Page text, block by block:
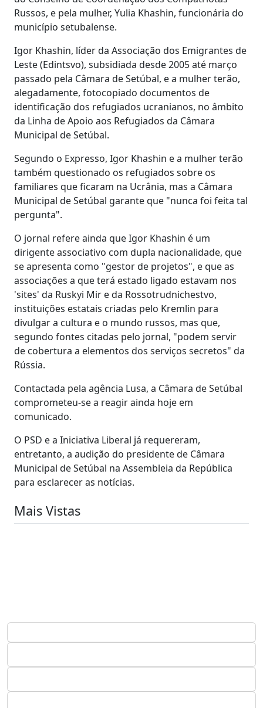
Russos, e pela mulher, Yulia Khashin, funcionária do
município setubalense.
Igor Khashin, líder da Associação dos Emigrantes de
Leste (Edintsvo), subsidiada desde 2005 até março
passado pela Câmara de Setúbal, e a mulher terão,
alegadamente, fotocopiado documentos de
identificação dos refugiados ucranianos, no âmbito
da Linha de Apoio aos Refugiados da Câmara
Municipal de Setúbal.
Segundo o Expresso, Igor Khashin e a mulher terão
também questionado os refugiados sobre os
familiares que ficaram na Ucrânia, mas a Câmara
Municipal de Setúbal garante que "nunca foi feita tal
pergunta".
O jornal refere ainda que Igor Khashin é um
dirigente associativo com dupla nacionalidade, que
se apresenta como "gestor de projetos", e que as
associações a que terá estado ligado estavam nos
'sites' da Ruskyi Mir e da Rossotrudnichestvo,
instituições estatais criadas pelo Kremlin para
divulgar a cultura e o mundo russos, mas que,
segundo fontes citadas pelo jornal, "podem servir
de cobertura a elementos dos serviços secretos" da
Rússia.
Contactada pela agência Lusa, a Câmara de Setúbal
comprometeu-se a reagir ainda hoje em
comunicado.
O PSD e a Iniciativa Liberal já requereram,
entretanto, a audição do presidente de Câmara
Municipal de Setúbal na Assembleia da República
para esclarecer as notícias.
Mais Vistas